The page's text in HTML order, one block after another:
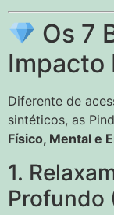
Os 7
Impacto
Diferente de
sintéticos, as
Físico, Mental e
1.
Profundo